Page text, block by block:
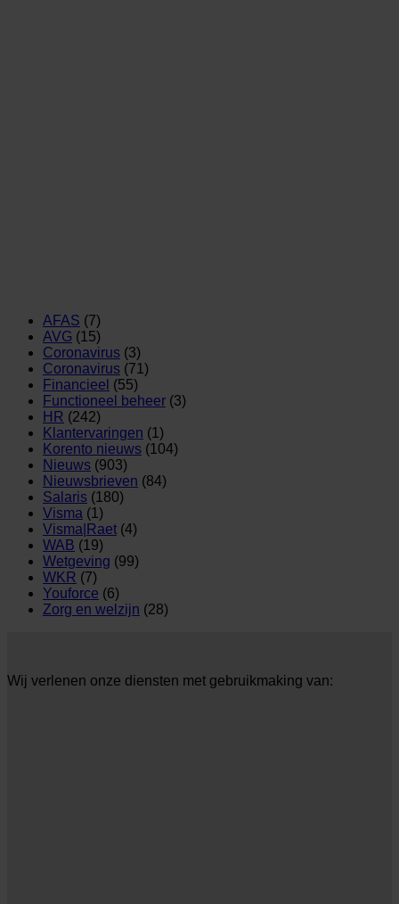
AFAS (7)
AVG (15)
Coronavirus (3)
Coronavirus (71)
Financieel (55)
Functioneel beheer (3)
HR (242)
Klantervaringen (1)
Korento nieuws (104)
Nieuws (903)
Nieuwsbrieven (84)
Salaris (180)
Visma (1)
Visma|Raet (4)
WAB (19)
Wetgeving (99)
WKR (7)
Youforce (6)
Zorg en welzijn (28)
Wij verlenen onze diensten met gebruikmaking van: